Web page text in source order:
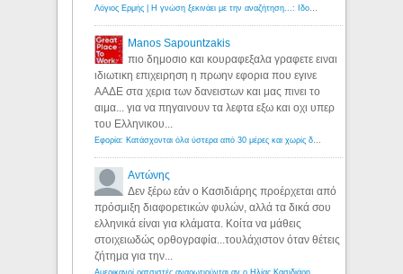
Λόγιος Ερμής | Η γνώση ξεκινάει με την αναζήτηση...: Ιδού οι 18 που χρωστούν 11 δις ευρώ!
Manos Sapountzakis
πιο δημοσιο και κουραφεξαλα γραφετε ειναι
ιδιωτικη επιχειρηση η πρωην εφορια που εγινε
ΑΑΔΕ στα χερια των δανειστων και μας πινει το
αιμα... για να πηγαινουν τα λεφτα εξω και οχι υπερ
του Ελληνικου...
Εφορία: Κατάσχονται όλα ύστερα από 30 μέρες και χωρίς δικαστικές αποφάσεις - Λόγιος Ερμής
Αντώνης
Δεν ξέρω εάν ο Κασιδιάρης προέρχεται από
πρόσμιξη διαφορετικών φυλών, αλλά τα δικά σου
ελληνικά είναι για κλάματα. Κοίτα να μάθεις
στοιχειωδώς ορθογραφία...τουλάχιστον όταν θέτεις
ζήτημα για την...